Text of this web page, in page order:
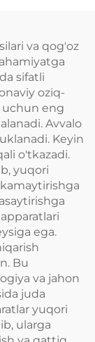
va qog'oz
sifatli
oziq-
uchun eng
Avvalo
Keyin
o'tkazadi.
yuqori
ega.
Bu
va jahon
juda
yuqori
ularga